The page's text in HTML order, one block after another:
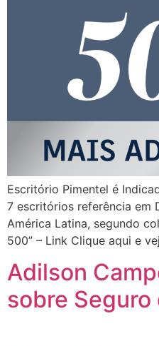
Escritório Pimentel é
7 escritórios referência em
América Latina, segundo
500” – Link Clique aqui e
Adilson
sobre Seguro